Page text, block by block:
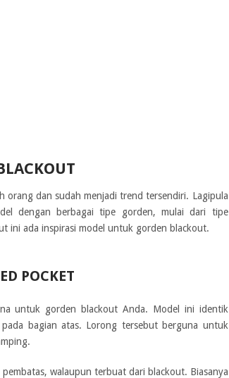
orang dan sudah menjadi trend tersendiri. Lagipula
dengan berbagai tipe gorden, mulai dari tipe
ini ada inspirasi model untuk gorden blackout.
POCKET
untuk gorden blackout Anda. Model ini identik
bagian atas. Lorong tersebut berguna untuk
walaupun terbuat dari blackout. Biasanya